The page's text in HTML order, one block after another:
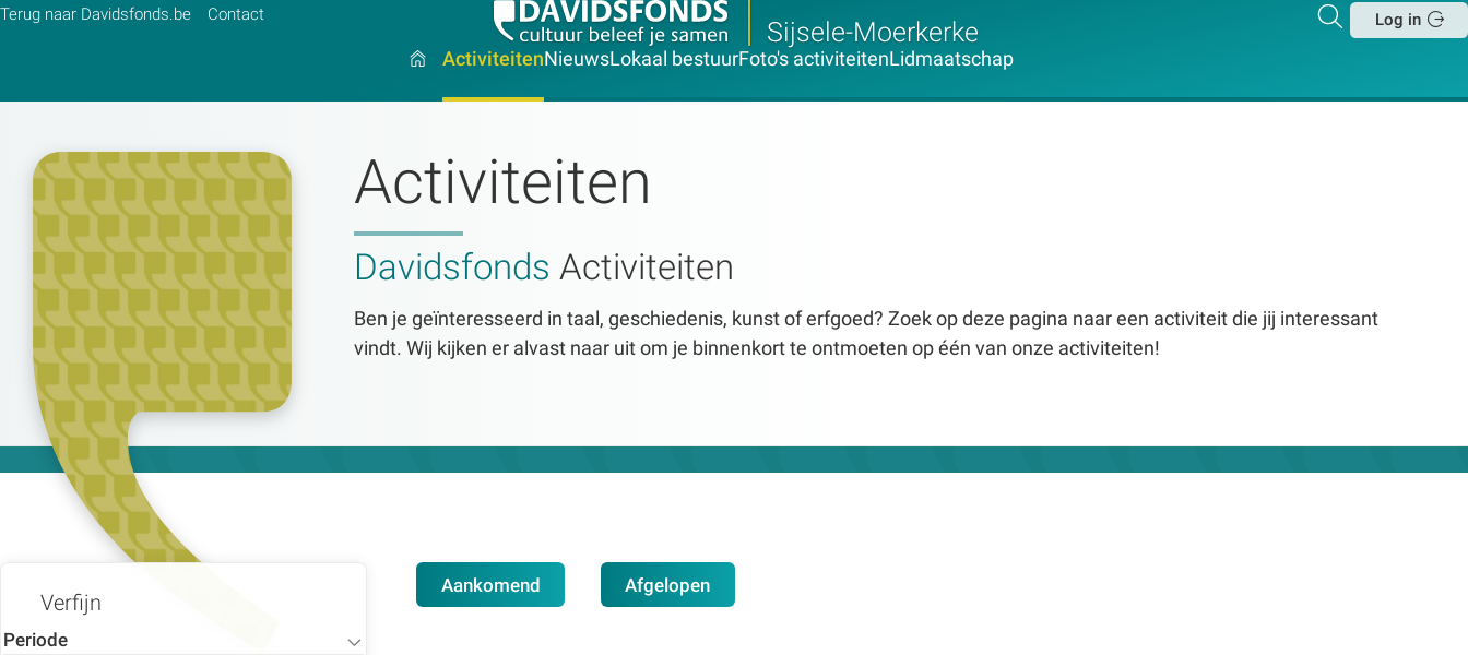
Terug naar Davidsfonds.be Contact
Sijsele-Moerkerke
Zoeken
Log in
ActiviteitenNieuwsLokaal bestuurFoto's activiteitenLidmaatschap
Activiteiten
Davidsfonds Activiteiten
Ben je geïnteresseerd in taal, geschiedenis, kunst of erfgoed? Zoek op deze pagina naar een activiteit die jij interessant
vindt. Wij kijken er alvast naar uit om je binnenkort te ontmoeten op één van onze activiteiten!
Verfijn
Toon
Periode
Aankomend Afgelopen
Zoek:
Zoeken